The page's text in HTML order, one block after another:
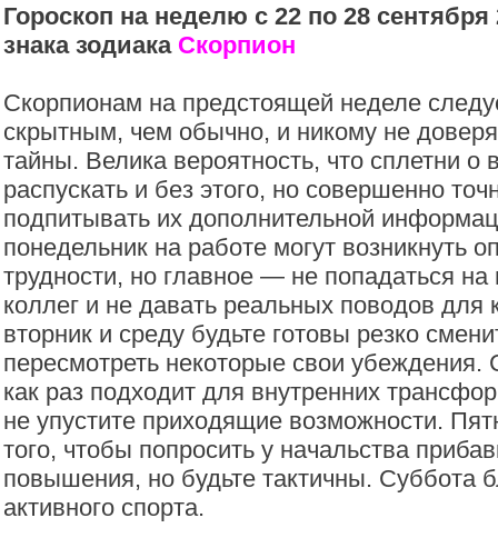
Гороскоп на неделю с 22 по 28 сентября
знака зодиака Скорпион
Скорпионам на предстоящей неделе
скрытным, чем обычно, и никому не
тайны. Велика вероятность, что сплетни о
распускать и без этого, но совершенно
подпитывать их дополнительной
понедельник на работе могут возникнуть
трудности, но главное — не попадаться
коллег и не давать реальных поводов для
вторник и среду будьте готовы резко
пересмотреть некоторые свои убеждения.
как раз подходит для внутренних
не упустите приходящие возможности.
того, чтобы попросить у начальства
повышения, но будьте тактичны. Суббота
активного спорта.